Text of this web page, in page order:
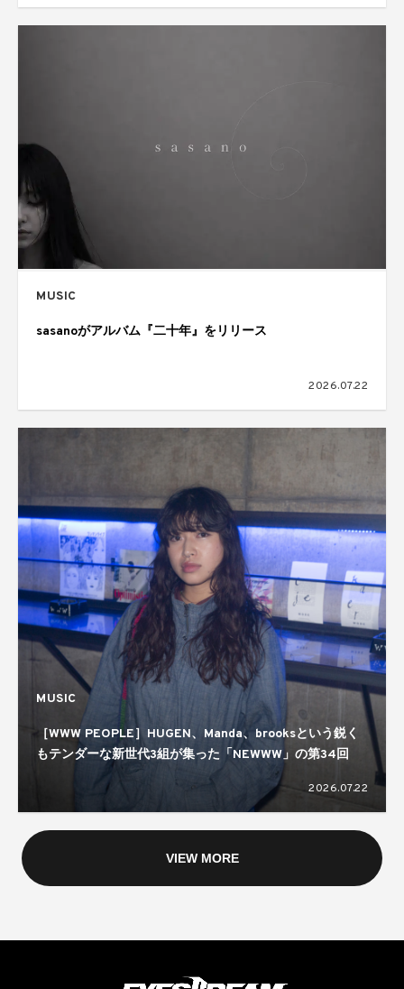
MUSIC
sasanoがアルバム『二十年』をリリース
2026.07.22
MUSIC
［WWW PEOPLE］HUGEN、Manda、brooksという鋭く
もテンダーな新世代3組が集った「NEWWW」の第34回
2026.07.22
VIEW MORE